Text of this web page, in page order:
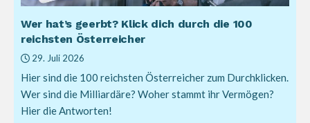
Wer hat’s geerbt? Klick dich durch die 100
reichsten Österreicher
29. Juli 2026
Hier sind die 100 reichsten Österreicher zum Durchklicken.
Wer sind die Milliardäre? Woher stammt ihr Vermögen?
Hier die Antworten!